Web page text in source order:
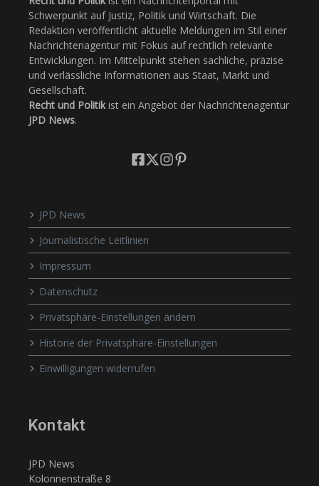
Schwerpunkt auf Justiz, Politik und Wirtschaft. Die
Redaktion veröffentlicht aktuelle Meldungen im Stil einer
Nachrichtenagentur mit Fokus auf rechtlich relevante
Entwicklungen. Im Mittelpunkt stehen sachliche, präzise
und verlässliche Informationen aus Staat, Markt und
Gesellschaft.
Recht und Politikist ein Angebot der Nachrichtenagentur
JPD News.
JPD News
Journalistische Leitlinien
Impressum
Datenschutz
Privatsphäre-Einstellungen ändern
Historie der Privatsphäre-Einstellungen
Einwilligungen widerrufen
Kontakt
JPD News
Kolonnenstraße 8